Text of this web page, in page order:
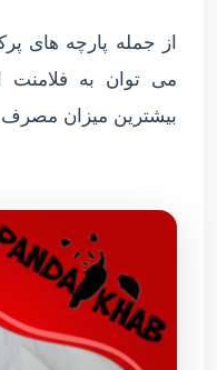
از جمله پارچه های
می توان به فلامنت
بیشترین میزان